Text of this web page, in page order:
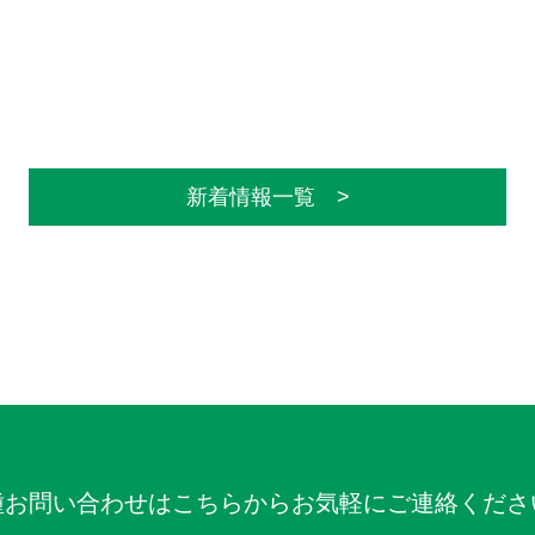
新着情報一覧 >
問い合わせはこちらからお気軽にご連絡くだ